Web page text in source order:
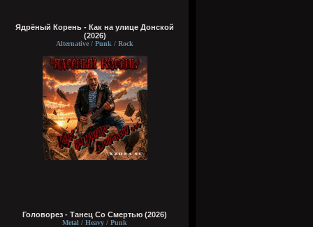
Ядрёный Корень - Как на улице Донской
(2026)
Alternative / Punk / Rock
Головорез - Tанец Со Смертью (2026)
Metal / Heavy / Punk